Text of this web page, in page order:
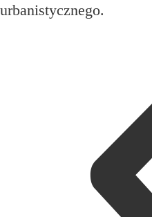
urbanistycznego.